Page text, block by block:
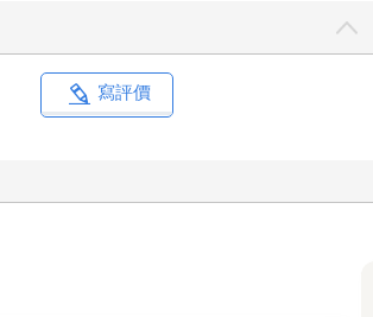
關注理性與認知偏誤等議題。你很在乎能不
目標：利他主義，以及我自己的幸福。你希
讓我過得非常快樂。」
網路論壇上坦承，他們覺得這是具有療癒效
母的緊張關係，以及不曉得如何應付日常生
寫評價